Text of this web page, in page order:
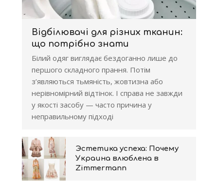
Відбілювачі для різних тканин:
що потрібно знати
Білий одяг виглядає бездоганно лише до
першого складного прання. Потім
з’являються тьмяність, жовтизна або
нерівномірний відтінок. І справа не завжди
у якості засобу — часто причина у
неправильному підході
Эстетика успеха: Почему
Украина влюблена в
Zimmermann